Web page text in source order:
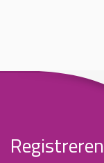
Registreren